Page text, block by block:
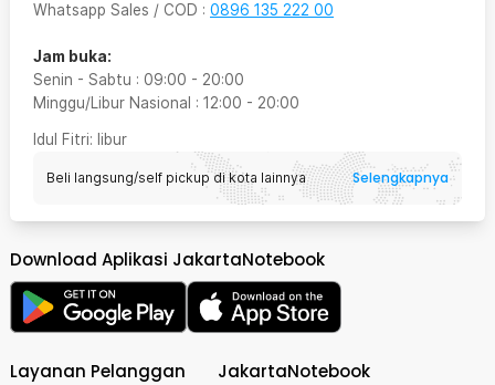
Whatsapp Sales / COD : 0896 135 222 00
Jam buka:
Senin - Sabtu : 09:00 - 20:00
Minggu/Libur Nasional : 12:00 - 20:00
Idul Fitri: libur
Beli langsung/self pickup di kota lainnya Selengkapnya
Download Aplikasi JakartaNotebook
Layanan Pelanggan JakartaNotebook